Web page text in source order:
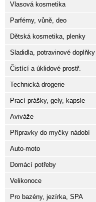
Vlasová kosmetika
Parfémy, vůně, deo
Dětská kosmetika, plenky
Sladidla, potravinové doplňky
Čistící a úklidové prostř.
Technická drogerie
Prací prášky, gely, kapsle
Aviváže
Přípravky do myčky nádobí
Auto-moto
Domácí potřeby
Velikonoce
Pro bazény, jezírka, SPA